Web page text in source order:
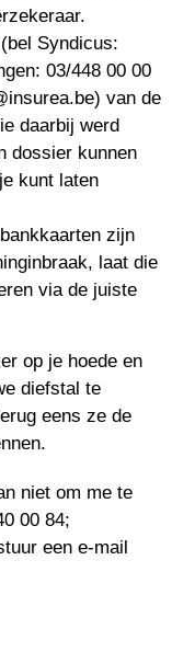
Syndicus:
03/448 00 00
van de
daarbij werd
dossier kunnen
kunt laten
zijn
laat die
via de juiste
op je hoede en
diefstal te
eens ze de
niet om me te
00 84;
een e-mail